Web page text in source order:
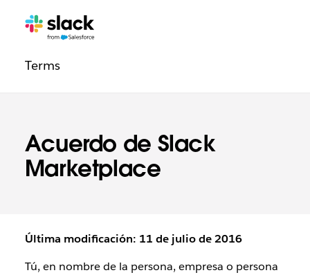
Acuerdo de Slack
Marketplace
Navegación
Legal
Páginas
Termsadicionales
Última modificación: 11 de julio de 2016
Tú, en nombre de la persona, empresa o persona